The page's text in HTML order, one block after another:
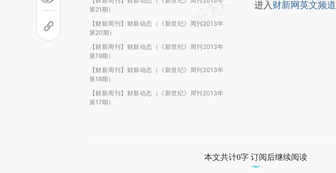
第21期）
【财新周刊】财新动态（《新世纪》周刊2013年
第20期）
【财新周刊】财新动态（《新世纪》周刊2013年
第19期）
【财新周刊】财新动态（《新世纪》周刊2013年
第18期）
【财新周刊】财新动态（《新世纪》周刊2013年
第17期）
进入 财新网英文频道
本文共计0字 订阅后继续阅读